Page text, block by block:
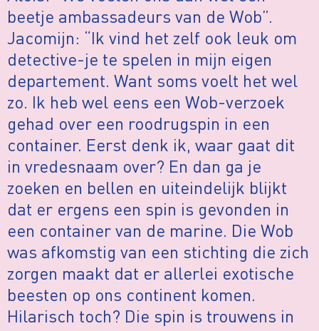
beetje ambassadeurs van de Wob”.
Jacomijn: “Ik vind het zelf ook leuk om
detective-je te spelen in mijn eigen
departement. Want soms voelt het wel
zo. Ik heb wel eens een Wob-verzoek
gehad over een roodrugspin in een
container. Eerst denk ik, waar gaat dit
in vredesnaam over? En dan ga je
zoeken en bellen en uiteindelijk blijkt
dat er ergens een spin is gevonden in
een container van de marine. Die Wob
was afkomstig van een stichting die zich
zorgen maakt dat er allerlei exotische
beesten op ons continent komen.
Hilarisch toch? Die spin is trouwens in